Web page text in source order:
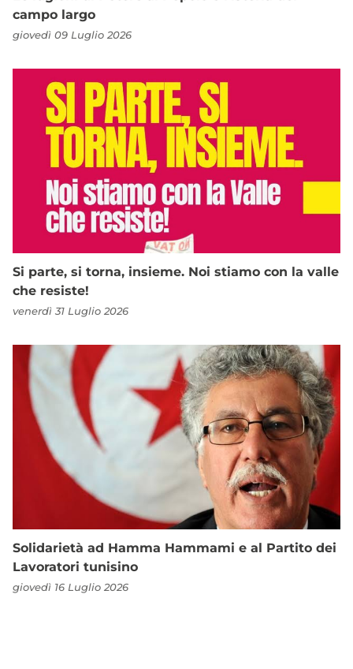
campo largo
giovedì 09 Luglio 2026
Si parte, si torna, insieme. Noi stiamo con la valle
che resiste!
venerdì 31 Luglio 2026
Solidarietà ad Hamma Hammami e al Partito dei
Lavoratori tunisino
giovedì 16 Luglio 2026